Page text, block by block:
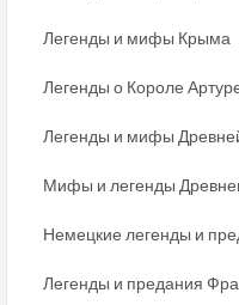
Легенды и мифы Крыма
Легенды о Короле
Легенды и мифы
Мифы и легенды
Немецкие легенды и
Легенды и предания